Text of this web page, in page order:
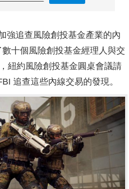
強追查風險創投基金產業的內
十個風險創投基金經理人與交
紐約風險創投基金圓桌會議請
追查這些內線交易的發現。